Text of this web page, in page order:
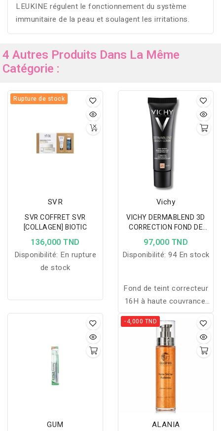
LEUKINE régulent le fonctionnement du système
immunitaire de la peau et soulagent les irritations.
4 Autres Produits Dans La Même
Catégorie :
Rupture de stock
SVR
SVR COFFRET SVR
[COLLAGEN] BIOTIC
136,000 TND
Disponibilité: En rupture
de stock
Vichy
VICHY DERMABLEND 3D
CORRECTION FOND DE
TEINT 25 NUDE 30ML
97,000 TND
Disponibilité: 94 En stock
Fond de teint correcteur
16H à haute couvrance,
lisse les imperfections,
réduit les boutons et
unifie le teint, idéal pour
les peaux grasses à
tendance acnéique.
GUM
-4,000 TND
ALANIA